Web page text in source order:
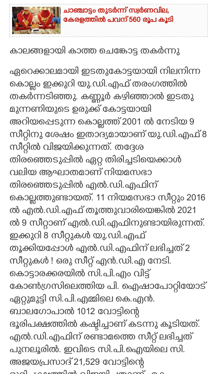
ചാഞ്ചാട്ടം തുടർന്ന് സ്വർണവില,
കേരളത്തിൽ പവന് 560 രൂപ കൂടി
കാലങ്ങളായി കാത്ത ചെങ്കോട്ട തകർന്നു
ഏറെക്കാലമായി ഇടതുകോട്ടയായി നിലനിന്ന
കൊല്ലം ഇക്കുറി യു.ഡി.എഫ് തരംഗത്തിൽ
തകർന്നടിഞ്ഞു. കണ്ണൂർ കഴിഞ്ഞാൽ ഇടതു
മുന്നണിയുടെ ഉരുക്ക് കോട്ടയായി
അറിയപ്പെടുന്ന കൊല്ലത്ത് 2001 ൽ നേടിയ 9
സീറ്റിനു ശേഷം ഇതാദ്യമായാണ് യു.ഡി.എഫ് 8
സീറ്റിൽ വിജയിക്കുന്നത്. തദ്ദേശ
തിരഞ്ഞെടുപ്പിൽ ഏറ്റ തിരിച്ചടിയെക്കാൾ
വലിയ ആഘാതമാണ് നിയമസഭാ
തിരഞ്ഞെടുപ്പിൽ എൽ.ഡി.എഫിന്
കൊല്ലത്തുണ്ടായത്. 11 നിയമസഭാ സീറ്റും 2016
ൽ എൽ.ഡി.എഫ് തൂത്തുവാരിയെങ്കിൽ 2021
ൽ 9 സീറ്റാണ് എൽ.ഡി.എഫിനുണ്ടായിരുന്നത്.
ഇക്കുറി 8 സീറ്റുകൾ യു.ഡി.എഫ്
തൂക്കിയപ്പോൾ എൽ.ഡി.എഫിന് ലഭിച്ചത് 2
സീറ്റുകൾ ! ഒരു സീറ്റ് എൻ.ഡി.എ നേടി.
കൊട്ടാരക്കരയിൽ സി.പി.എം വിട്ട്
കോൺഗ്രസിലെത്തിയ പി. ഐഷാപോറ്റിയോട്
ഏറ്റുമുട്ടി സി.പി.എമ്മിലെ കെ.എൻ.
ബാലഗോപാൽ 1012 വോട്ടിന്റെ
ഭൂരിപക്ഷത്തിൽ കഷ്ടിച്ചാണ് കടന്നു കൂടിയത്.
എൽ.ഡി.എഫിന് രണ്ടാമത്തെ സീറ്റ് ലഭിച്ചത്
പുനലൂരിൽ. ഇവിടെ സി.പി.ഐയിലെ സി.
അജയപ്രസാദ് 21,529 വോട്ടിന്റെ